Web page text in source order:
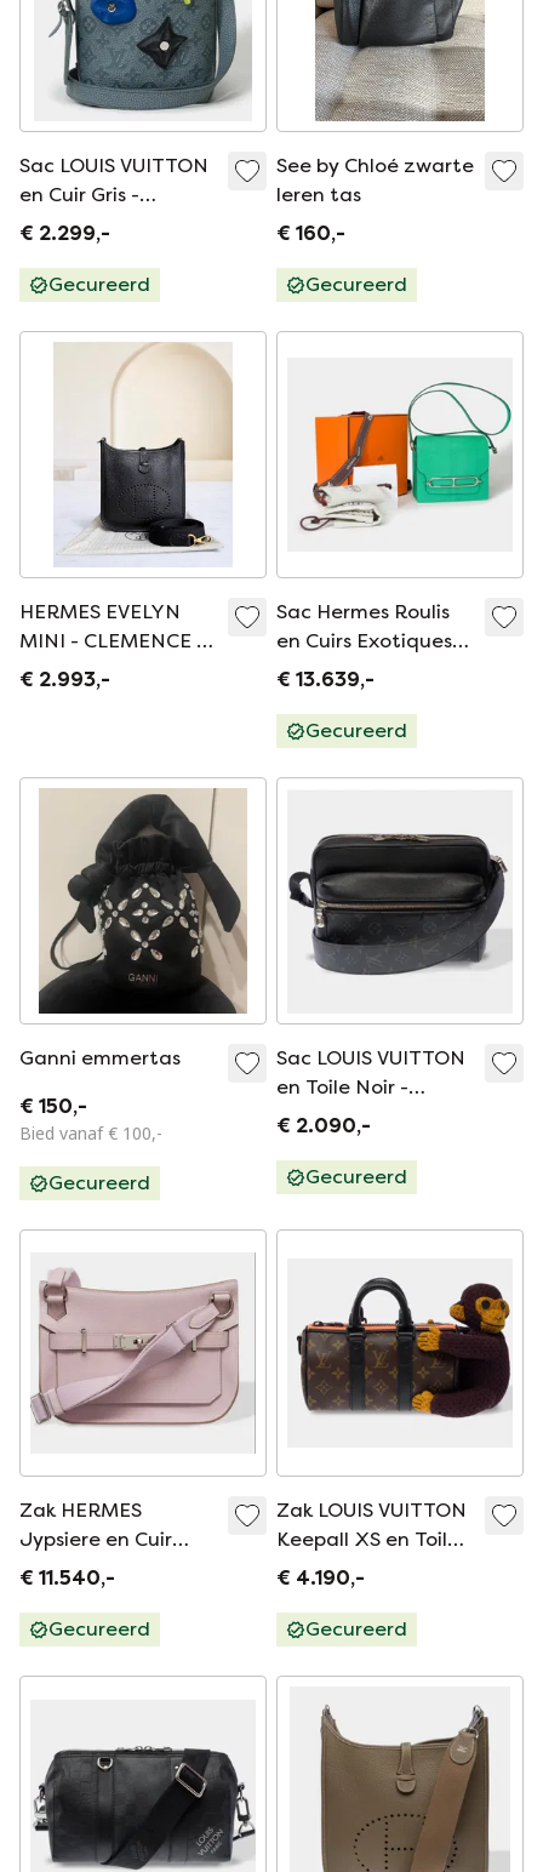
Sac LOUIS VUITTON
en Cuir Gris -
1016235
€ 2.299,-
Gecureerd
See by Chloé zwarte
leren tas
€ 160,-
Gecureerd
HERMES EVELYN
MINI - CLEMENCE Y
STAMP ZWART-
€ 2.993,-
Sac Hermes Roulis
en Cuirs Exotiques
Groen - 101528
€ 13.639,-
Gecureerd
Ganni emmertas
€ 150,-
Bied vanaf € 100,-
Gecureerd
Sac LOUIS VUITTON
en Toile Noir -
103463 Verkoopprijs
€ 2.090,-
Gecureerd
Zak HERMES
Jypsiere en Cuir
Violet - 103498
€ 11.540,-
Gecureerd
Zak LOUIS VUITTON
Keepall XS en Toile
Marron - 103440
€ 4.190,-
Gecureerd